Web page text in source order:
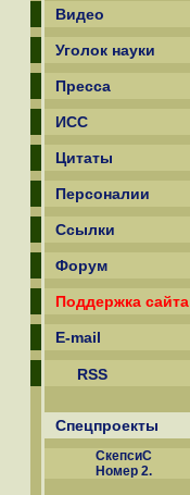
Видео
Уголок науки
Пресса
ИСС
Цитаты
Персоналии
Ссылки
Форум
Поддержка сайта
E-mail
RSS
Спецпроекты
СкепсиС
Номер 2.